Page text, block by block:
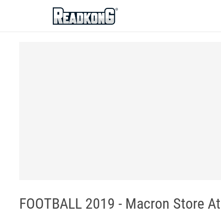
ReadkonG
FOOTBALL 2019 - Macron Store